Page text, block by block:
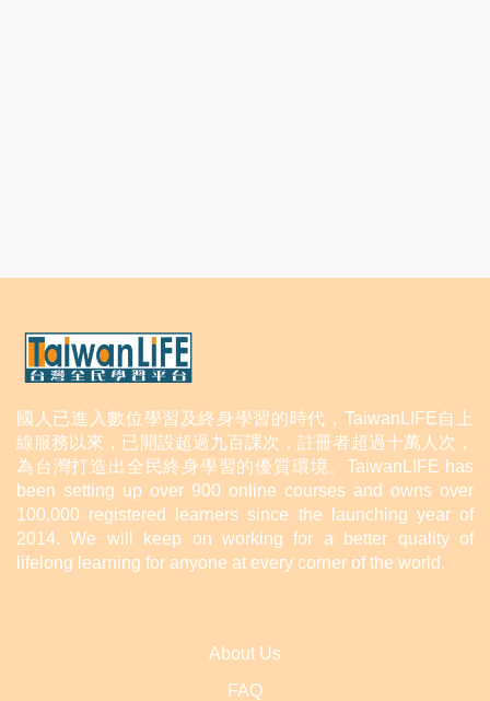
國人已進入數位學習及終身學習的時代，TaiwanLIFE自上
線服務以來，已開設超過九百課次，註冊者超過十萬人次，
為台灣打造出全民終身學習的優質環境。TaiwanLIFE has
been setting up over 900 online courses and owns over
100,000 registered learners since the launching year of
2014. We will keep on working for a better quality of
lifelong learning for anyone at every corner of the world.
About Us
FAQ